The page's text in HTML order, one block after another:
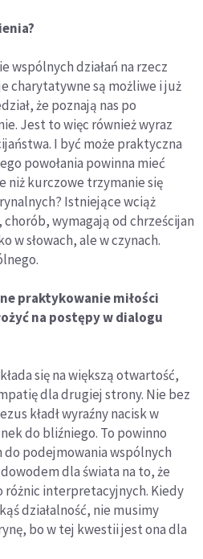
wspólnych działań na rzecz
charytatywne są możliwe i już
że poznają nas po
Jest to więc również wyraz
I być może praktyczna
powołania powinna mieć
niż kurczowe trzymanie się
Istniejące wciąż
wymagają od chrześcijan
w słowach, ale w czynach.
praktykowanie miłości
na postępy w dialogu
się na większą otwartość,
dla drugiej strony. Nie bez
kładł wyraźny nacisk w
do bliźniego. To powinno
do podejmowania wspólnych
dla świata na to, że
różnic interpretacyjnych. Kiedy
działalność, nie musimy
bo w tej kwestii jest ona dla